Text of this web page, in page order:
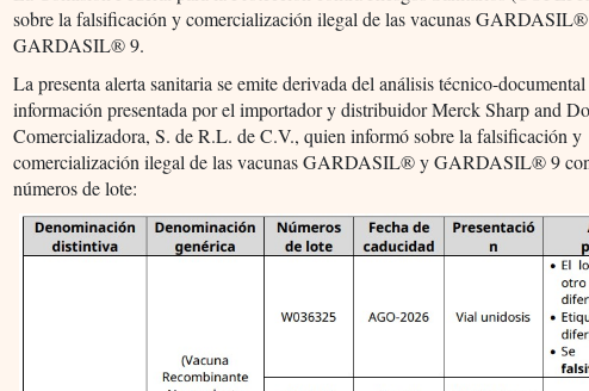
sobre la falsificación y comercialización ilegal de las vacunas
GARDASIL® 9.
La presenta alerta sanitaria se emite derivada del análisis técnico-
información presentada por el importador y distribuidor Merck Sharp and
Comercializadora, S. de R.L. de C.V., quien informó sobre la falsificación y
comercialización ilegal de las vacunas GARDASIL® y GARDASIL® 9
números de lote: